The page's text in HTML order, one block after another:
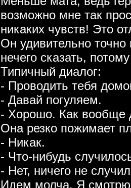
возможно мне так
никаких чувств! Это
Он удивительно точно
нечего сказать,
Типичный диалог:
- Проводить тебя
- Давай погуляем.
- Хорошо. Как вообще
Она резко пожимает
- Никак.
- Что-нибудь
- Нет, ничего не
Идем молча. Я смотрю